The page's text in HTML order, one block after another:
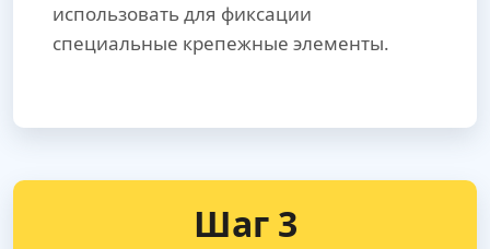
использовать для фиксации
специальные крепежные элементы.
Шаг 3